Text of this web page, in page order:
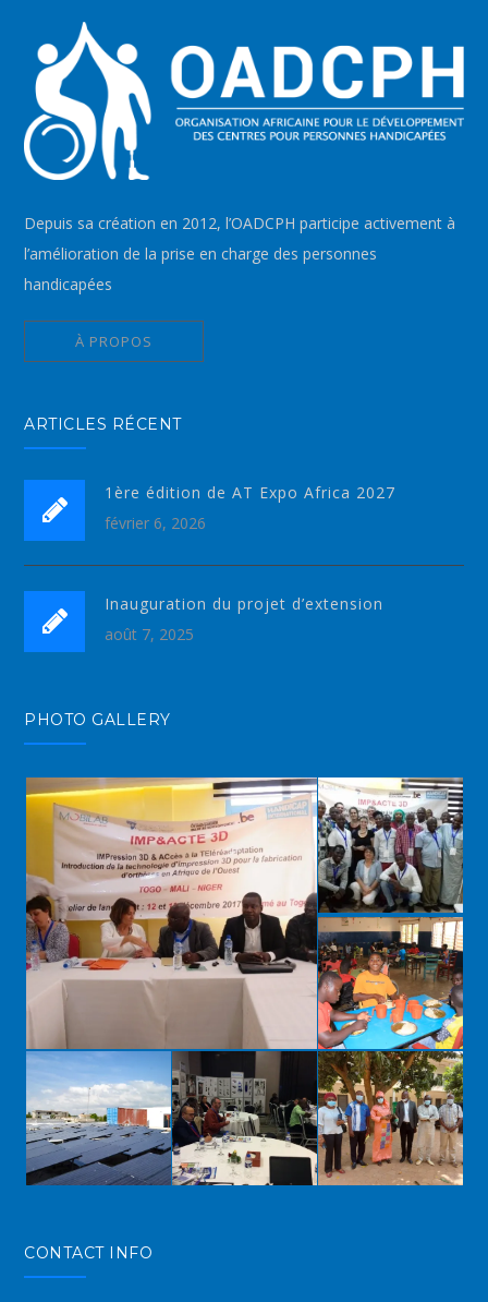
Depuis sa création en 2012, l’OADCPH participe activement à
l’amélioration de la prise en charge des personnes
handicapées
À PROPOS
ARTICLES RÉCENT
1ère édition de AT Expo Africa 2027
février 6, 2026
Inauguration du projet d’extension
août 7, 2025
PHOTO GALLERY
CONTACT INFO